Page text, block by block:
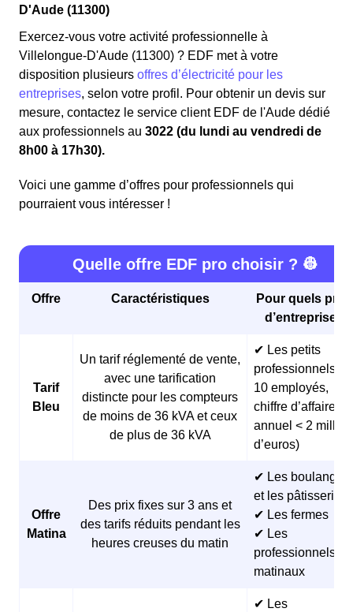
D'Aude (11300)
Exercez-vous votre activité professionnelle à
Villelongue-D'Aude (11300) ? EDF met à votre
disposition plusieurs offres d’électricité pour les
entreprises, selon votre profil. Pour obtenir un devis sur
mesure, contactez le service client EDF de l'Aude dédié
aux professionnels au 3022 (du lundi au vendredi de
8h00 à 17h30).
Voici une gamme d’offres pour professionnels qui
pourraient vous intéresser !
Quelle offre EDF pro choisir ? 👷
Offre Caractéristiques
Pour quels
d’entreprises
Tarif
Bleu
Un tarif réglementé de vente,
avec une tarification
distincte pour les compteurs
de moins de 36 kVA et ceux
de plus de 36 kVA
✔ Les petits
professionnels (<
10 employés,
chiffre d’affaires
annuel < 2
d’euros)
Offre
Matina
Des prix fixes sur 3 ans et
des tarifs réduits pendant les
heures creuses du matin
✔ Les
et les pâtisseries
✔ Les fermes
✔ Les
professionnels
matinaux
✔ Les